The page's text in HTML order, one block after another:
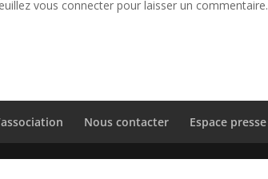
vous connecter pour laisser un commentaire.
Nous contacter Espace presse